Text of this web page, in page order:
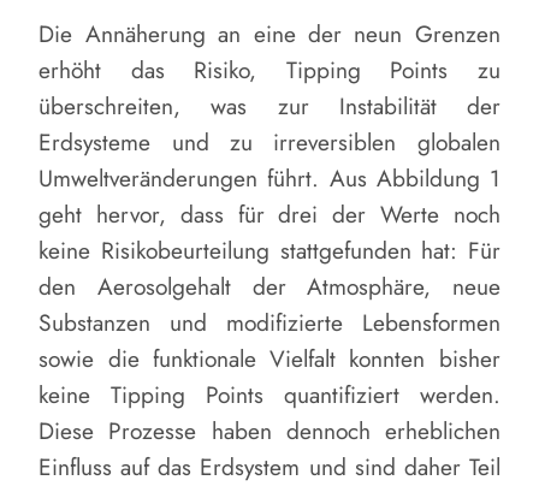
Die Annäherung an eine der neun Grenzen
erhöht das Risiko, Tipping Points zu
überschreiten, was zur Instabilität der
Erdsysteme und zu irreversiblen globalen
Umweltveränderungen führt. Aus Abbildung 1
geht hervor, dass für drei der Werte noch
keine Risikobeurteilung stattgefunden hat: Für
den Aerosolgehalt der Atmosphäre, neue
Substanzen und modifizierte Lebensformen
sowie die funktionale Vielfalt konnten bisher
keine Tipping Points quantifiziert werden.
Diese Prozesse haben dennoch erheblichen
Einfluss auf das Erdsystem und sind daher Teil